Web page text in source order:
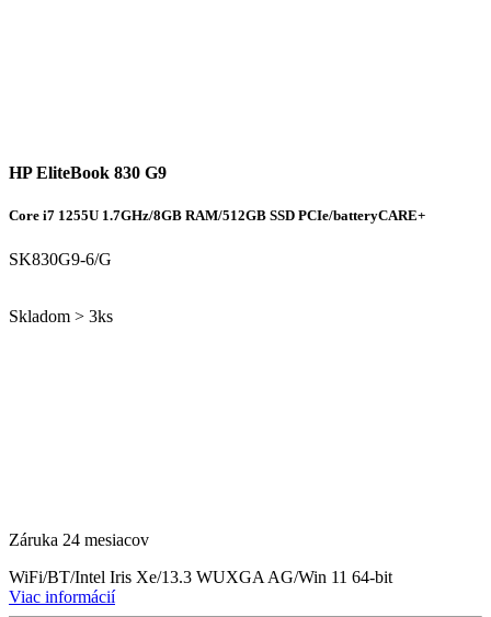
HP EliteBook 830 G9
Core i7 1255U 1.7GHz/8GB RAM/512GB SSD PCIe/batteryCARE+
SK830G9-6/G
Skladom > 3ks
Záruka 24 mesiacov
WiFi/BT/Intel Iris Xe/13.3 WUXGA AG/Win 11 64-bit
Viac informácií